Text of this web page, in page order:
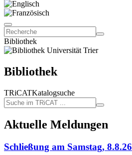
Bibliothek
Bibliothek
TRiCATKatalogsuche
Aktuelle Meldungen
Schließung am Samstag, 8.8.26